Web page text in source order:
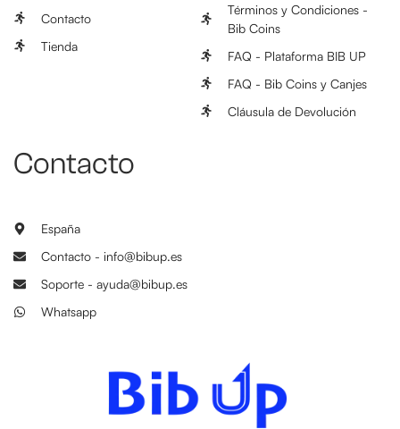
Contacto
Tienda
Términos y Condiciones -
Bib Coins
FAQ - Plataforma BIB UP
FAQ - Bib Coins y Canjes
Cláusula de Devolución
Contacto
España
Contacto - info@bibup.es
Soporte - ayuda@bibup.es
Whatsapp